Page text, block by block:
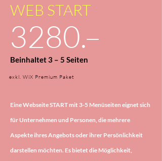
WEB START
3280.–
Beinhaltet 3 – 5 Seiten
exkl. WiX Premium Paket
Eine Webseite START mit 3-5 Menüseiten eignet sich
für Unternehmen und Personen, die mehrere
Aspekte ihres Angebots oder ihrer Persönlichkeit
darstellen möchten. Es bietet die Möglichkeit,